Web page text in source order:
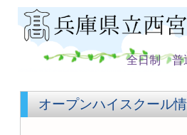
全日制 普
オープンハイスクール